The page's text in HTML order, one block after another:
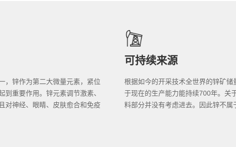
，锌作为第二大微量元素，紧位
到重要作用。锌元素调节激素、
对神经、眼睛、皮肤愈合和免疫
可持续来源
根据如今的开采技术全世界的锌矿
于现在的生产能力能持续700年。关
料部分并没有考虑进去。因此锌不属